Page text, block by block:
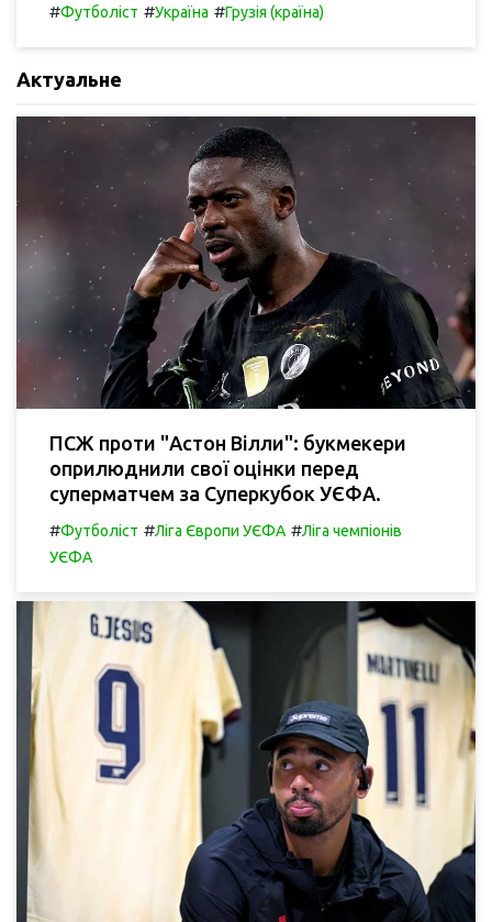
#Футболіст #Україна #Грузія (країна)
Актуальне
ПСЖ проти "Астон Вілли": букмекери
оприлюднили свої оцінки перед
суперматчем за Суперкубок УЄФА.
#Футболіст #Ліга Європи УЄФА #Ліга чемпіонів
УЄФА